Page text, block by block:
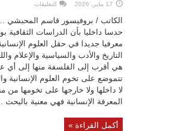
17 يناير، 2026 التعليقات
الثقافية؛
أخفقت
المحاولة
ولم
تخفق
الدراسات….
بقايا
تجربة
…
مغلقة
الكاتب / بروفيسور قاسم المحبشي
حدسا داخليا بأن الدراسات الثقافية
معرفيا جديدا في حقل العلوم
التاريخ والأدب والسياسية والإعلام
هي أقرب إلى الفلسفة منها إلى أي
تتموضع على تخوم العلوم الإنسانية
لا داخلها ولا خارجها على تخومها من
المعرفة الإنسانية فهي معنية بالبحث
أكمل القراءة »